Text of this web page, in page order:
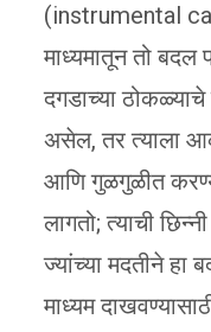
(instrumental
माध्यमातून तो बदल
दगडाच्या
असेल, तर त्याला
आणि गुळगुळीत
लागतो; त्याची
ज्यांच्या मदतीने हा
माध्यम